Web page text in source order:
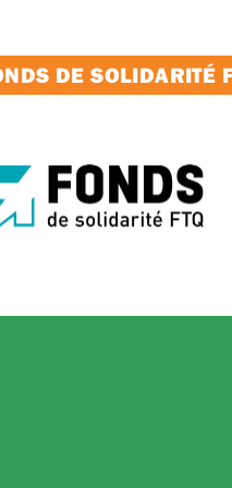
DE SOLIDARITÉ